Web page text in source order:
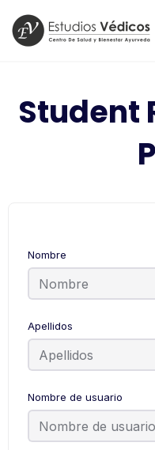
Student
Nombre
Apellidos
Nombre de usuario